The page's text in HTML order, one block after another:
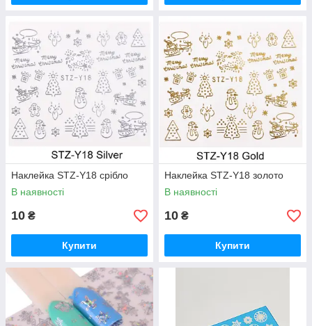
Наклейка STZ-Y18 срібло
В наявності
10 ₴
Купити
Наклейка STZ-Y18 золото
В наявності
10 ₴
Купити